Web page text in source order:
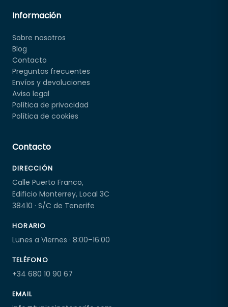
Información
Sobre nosotros
Blog
Contacto
Preguntas frecuentes
Envíos y devoluciones
Aviso legal
Política de privacidad
Política de cookies
Contacto
DIRECCIÓN
Calle Puerto Franco,
Edificio Monterrey, Local 3C
38410 · S/C de Tenerife
HORARIO
Lunes a Viernes · 8:00–16:00
TELÉFONO
+34 680 10 90 67
EMAIL